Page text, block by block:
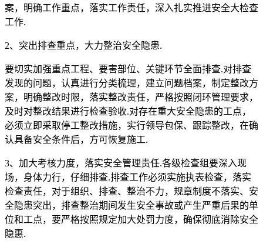
案，明确工作重点，落实工作责任，深入扎实推进安全大检查
工作.
2、突出排查重点，大力整治安全隐患.
要切实加强重点工程、要害部位、关键环节全面排查.对排查
发现的问题，认真进行分类梳理，建立问题档案，制定整改方
案，明确整改时限，落实整改责任，严格按照闭环管理要求，
及时对整改结果进行检查验收.对存在重大安全隐患的工点，
必须立即采取停工整改措施，实行领导包保、跟踪整改，在确
认具备安全条件后，方可恢复施工.
3、加大考核力度，落实安全管理责任.各级检查组要深入现
场，身体力行，仔细排查.排查工作必须实施执表检查，落实
检查责任，对于组织、排查、整治不力，规章制度不落实、安
全隐患突出，排查整治期间发生安全事故或产生严重后果的单
位和工点，要严格按照规定加大处罚力度，确保彻底消除安全
隐惠.